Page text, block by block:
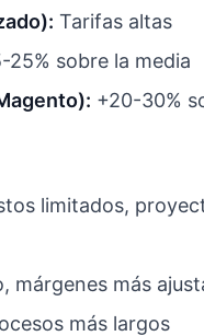
Tarifas altas
25% sobre la media
+20-30%
limitados,
márgenes más
más largos